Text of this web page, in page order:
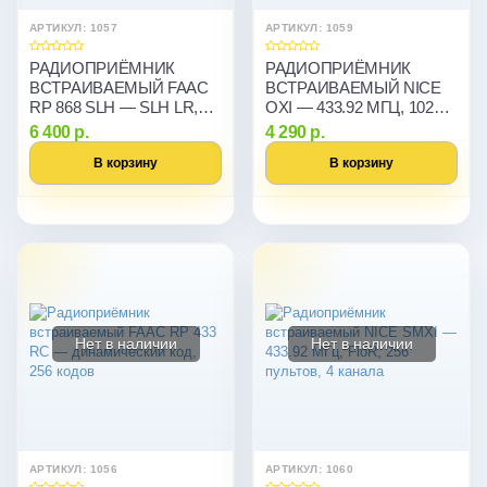
АРТИКУЛ: 1057
РАДИОПРИЁМНИК
ВСТРАИВАЕМЫЙ FAAC
RP 868 SLH — SLH LR,
MASTER-SLAVE, 250
КОДОВ
6 400 р.
В корзину
АРТИКУЛ: 1059
РАДИОПРИЁМНИК
ВСТРАИВАЕМЫЙ NICE
OXI — 433.92 МГЦ, 1024
ПУЛЬТА, FLO/FLOR/O-
CODE
4 290 р.
В корзину
Нет в наличии
АРТИКУЛ: 1056
Нет в наличии
АРТИКУЛ: 1060